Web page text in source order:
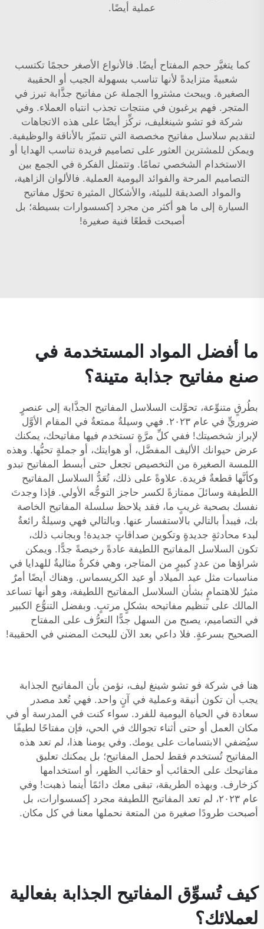
عملية أيضًا.
كما يتغيَّر حجم المفتاح أيضًا. فالأنواع الأصغر حجمًا تكتسب
شعبيةً متزايدةً لأنها تناسب بسهولة الجيب أو الحقيبة
الصغيرة. ويبحث مشتروا الجملة عن مفاتيح جذَّابة تبرز في
المتجر. فهم يرغبون في منتجات تجذب انتباه العملاء. وفي
شركة فو تشو شينغليف، نركِّز أيضًا على هذه الاتجاهات
لتقديم سلاسل مفاتيح مخصصة
التي تتميّز بالأناقة والوظيفية.
ويمكن للمشترين العثور على تصاميم فريدة تناسب الهدايا أو
الاستخدام الشخصي تمامًا. وتتمثل الفكرة في الجمع بين
التصاميم المرحة والفوائد اليومية العملية. فالألوان الزاهية،
والمواد الصديقة للبيئة، والأشكال المثيرة تحوّل مفاتيح
السيارة إلى ما هو أكثر من مجرد إكسسوارات بسيطة؛ بل
أصبحت قطعًا فنية صغيرة!
ما أفضل المواد المستخدمة في
صنع مفاتيح جذابة متينة؟
بطُرقٍ متنوِّعة، تحوَّلت السلاسل المفاتيح الجذَّابة إلى عنصرٍ
ضروريٍّ في عام ٢٠٢٣. فهي وسيلةٌ ممتعةٌ في المقام الأوَّل
لإبراز شخصيتك! ففي كلِّ مرَّةٍ تستخدم فيها مفاتيحك، يمكنك
عرض حيوانك الأليف المفضَّل، أو هوايتك، أو جملةٍ تحبُّها. وهذه
اللمسة الصغيرة من التخصيص تجعل حتى أبسط المفاتيح تبدو
وكأنَّها قطعةٌ فريدة. علاوةً على ذلك، تُعَدُّ السلاسل المفاتيح
اللطيفة وسائلَ ممتازةً لكسر حاجز التوجُّه الأولي. فإذا وجدتَ
نفسك بصحبة غريبٍ ما، فقد يلاحظ سلسلة المفاتيح الخاصة
بك، فيبدأ بالتالي بالاستفسار عنها. وبالتالي فهي وسيلةٌ رائعةٌ
لبدء محادثةٍ جديدةٍ وتكوين صداقاتٍ جديدة! وبجانب ذلك،
تكون السلاسل المفاتيح اللطيفة عادةً رخيصةً جدًّا. ويمكن
شراؤها من عددٍ كبيرٍ من المتاجر، وهي فكرةٌ مثاليةٌ للهدايا في
مناسبات مثل عيد الميلاد أو عيد الكريسماس. وهناك أيضًا أمرٌ
مثيرٌ للاهتمامٍ بشأن السلاسل المفاتيح اللطيفة، وهو أنها تساعد
المالك على تنظيم مفاتيحه بشكلٍ مرتبٍ. وبفضل التنوُّع الكبير
في التصاميم، يصبح من السهل جدًّا التعرُّف على المفتاح
الصحيح بسرعةٍ. فلا داعي بعد الآن للبحث المضني في الحقيبة!
هنا في شركة فو تشو شينغ ليف، نؤمن بأن المفاتيح الجذابة
يجب أن تكون أنيقة وعملية في آنٍ واحد. فهي تُعد مصدر
سعادة في الحياة اليومية للفرد. سواء كنت في المدرسة أو في
مكان العمل أو حتى أثناء تجوالك في الحي، فإن مفتاحًا لطيفًا
سيُضفي الابتسامات على يومك. وفي يومنا هذا، لم تعد هذه
المفاتيح تُستخدم فقط لحمل المفاتيح؛ بل يمكنك تعليق
مفاتيحك على الحقائب أو حقائب الظهر، أو استخدامها
كزخارف. وبهذه الطريقة، تبقى معك دائمًا أينما ذهبت! وفي
عام ٢٠٢٣، لم تعد المفاتيح اللطيفة مجرد إكسسوارات، بل
أصبحت طرودًا صغيرة من المتعة نحملها معنا في كل مكان.
كيف تُسوِّق المفاتيح الجذابة بفعالية
لعملائك؟